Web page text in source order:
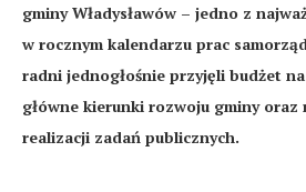
gminy Władysławów – jedno z
w rocznym kalendarzu prac
radni jednogłośnie przyjęli budżet
główne kierunki rozwoju gminy oraz
realizacji zadań publicznych.